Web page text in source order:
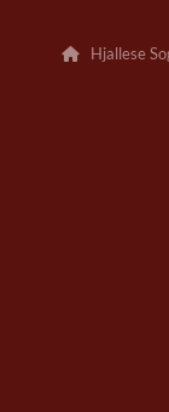
Hjallese